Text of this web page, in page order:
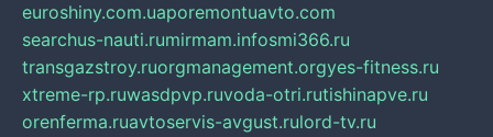
euroshiny.com.uaporemontuavto.com
searchus-nauti.rumirmam.infosmi366.ru
transgazstroy.ruorgmanagement.orgyes-fitness.ru
xtreme-rp.ruwasdpvp.ruvoda-otri.rutishinapve.ru
orenferma.ruavtoservis-avgust.rulord-tv.ru